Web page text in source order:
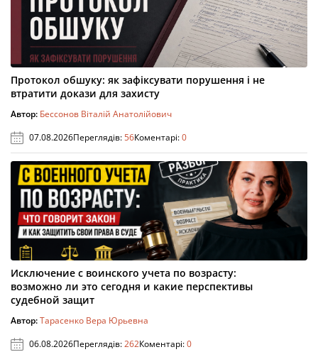
Протокол обшуку: як зафіксувати порушення і не
втратити докази для захисту
Автор: Бессонов Віталій Анатолійович
07.08.2026Переглядів:56Коментарі:0
Исключение с воинского учета по возрасту:
возможно ли это сегодня и какие перспективы
судебной защит
Автор:Тарасенко Вера Юрьевна
06.08.2026Переглядів:262Коментарі:0